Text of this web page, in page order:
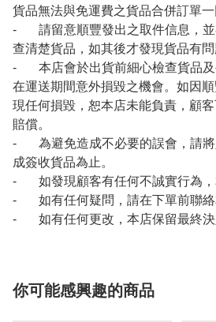
貨品無法與免運費之貨品合併訂單一
- 請留意順豐發出之取件信息，並
查清楚貨品，如其後才發現貨品有問
- 本店會於出貨前細心檢查貨品及
在運送期間意外損毀之機會。如因
現任何損毀，恕本店未能負責，顧
賠償。
- 為避免造成不必要的誤會，請將
成簽收貨品為止。
- 如發現顧客有任何不誠實行為，
- 如有任何疑問，請在下單前聯絡
- 如有任何更改，本店保留最終決
你可能感興趣的商品